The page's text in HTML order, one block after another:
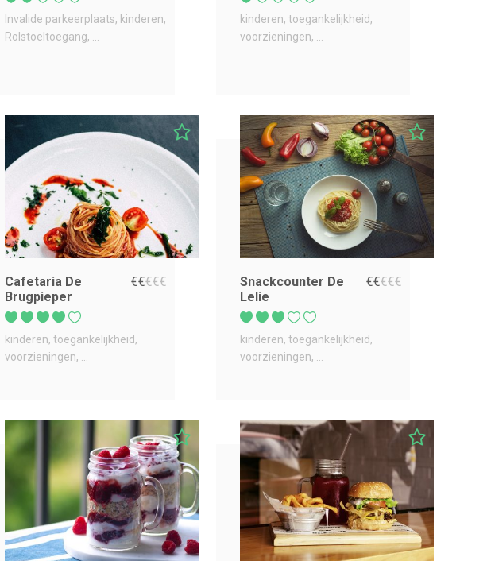
Invalide parkeerplaats kinderen
Rolstoeltoegang
kinderen toegankelijkheid
voorzieningen
Cafetaria De
Brugpieper
€€€€€
kinderen toegankelijkheid
voorzieningen
Snackcounter De
Lelie
€€€€€
kinderen toegankelijkheid
voorzieningen